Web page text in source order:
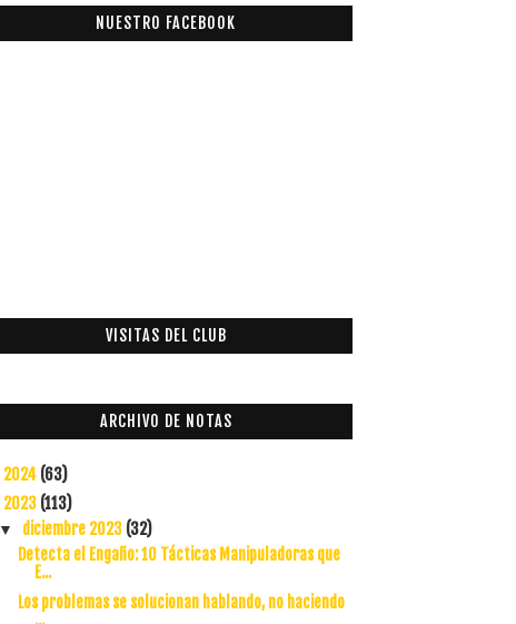
NUESTRO FACEBOOK
VISITAS DEL CLUB
ARCHIVO DE NOTAS
2024 (63)
2023 (113)
▼ diciembre 2023 (32)
Detecta el Engaño: 10 Tácticas Manipuladoras que
E...
Los problemas se solucionan hablando, no haciendo
...